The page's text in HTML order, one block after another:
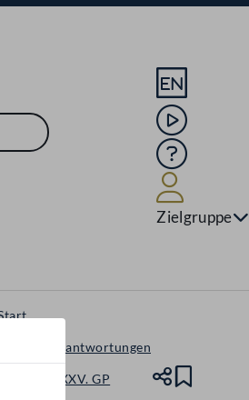
Sprache
Mediathek
Hilfe
Zielgruppe
& Beantwortungen
- XXV. GP